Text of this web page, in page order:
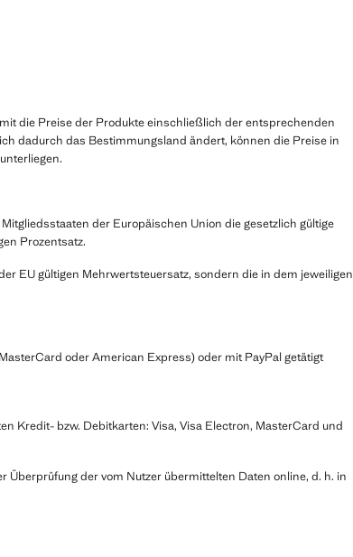
die Preise der Produkte einschließlich der entsprechenden
dadurch das Bestimmungsland ändert, können die Preise in
der Europäischen Union die gesetzlich gültige
Prozentsatz.
EU gültigen Mehrwertsteuersatz, sondern die in dem jeweiligen
oder American Express) oder mit PayPal getätigt
Kredit- bzw. Debitkarten: Visa, Visa Electron, MasterCard und
der vom Nutzer übermittelten Daten online, d. h. in